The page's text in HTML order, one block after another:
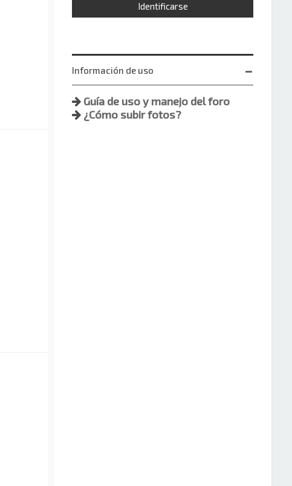
Información de uso
Guía de uso y manejo del foro
¿Cómo subir fotos?